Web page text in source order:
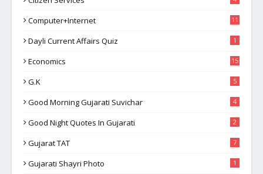
Computer+Internet 11
Dayli Current Affairs Quiz 1
Economics 15
G.K 5
Good Morning Gujarati Suvichar 4
Good Night Quotes In Gujarati 2
Gujarat TAT 7
Gujarati Shayri Photo 1